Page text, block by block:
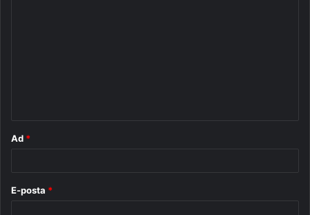
Ad *
E-posta *